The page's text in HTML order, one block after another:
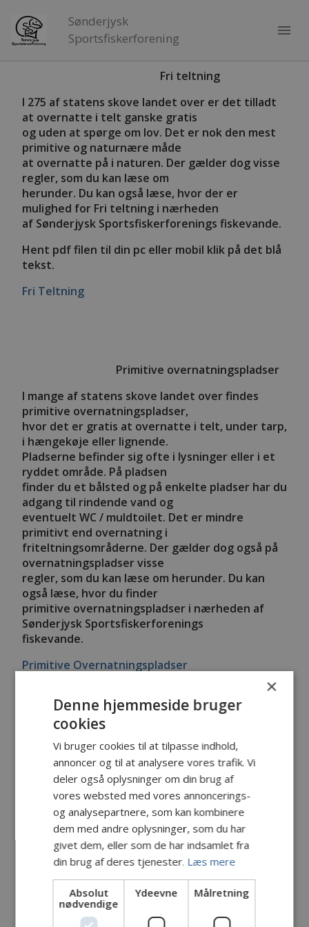
Sønderjysk
Sportsfiskerforening
menu
Fri teltning
I 275 af statens skove landet over er det tilladt
at overnatte i telt ganske gratis
og uden at spørge om lov. Det er nok den mest
primitive og naturnære måde
at overnatte på i naturen. Der gælder dog visse
regler, som du kan læse om
herunder. Du kan også læse, hvor der er
mulighed for Fri teltning i nærheden
af Sønderjysk Sportsfiskerforenings fiskevande.
Hent pdf filen til din pc eller mobil klik på det blå
tekst.
Fri Teltning
Primitive overnatningspladser
I mange af statens skove landet over findes
primitive overnatningspladser,
hvor det er gratis at overnatte i telt, under tarp,
i hængekøje eller lignende.
Pladserne befinder sig ofte i lysninger eller i et
ryddet område. På pladsen
finder du et bålsted og på enkelte pladser har du
adgang til rindende vand og
eventuelt WC / muldtoilet. Det er mindre
primitivt end overnatning i
friteltningsområderne. Der gælder dog også på
overnatningspladser visse
regler, som du kan læse om herunder. Du kan
også læse, hvor du finder
primitive overnatningspladser i nærheden af
Sønderjysk Sportsfiskerforenings
fiskevande.
Primitive Overnatningspladser
Shelterspladser
På mange af statens primitive
overnatningspladser er der opført et eller flere
shelters af forskellig størrelse, hvor det er
gratis at overnatte. På pladserne
finder du et bålsted og enkelte steder en
overdækket bålhytte, adgang til
drikkevand eller WC / muldtoilet. Udover de
statslige shelters findes landet
over en række private og foreningsejede
shelters med offentlig adgang. I nogle
af disse er det gratis at overnatte, mens det
×
Denne hjemmeside bruger
cookies
Vi bruger cookies til at tilpasse indhold,
annoncer og til at analysere vores trafik. Vi
deler også oplysninger om din brug af
vores websted med vores annoncerings-
og analysepartnere, som kan kombinere
dem med andre oplysninger, som du har
givet dem, eller som de har indsamlet fra
din brug af deres tjenester. Læs mere
Absolut
nødvendige
Ydeevne Målretning